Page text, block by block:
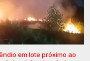
em lote próximo ao